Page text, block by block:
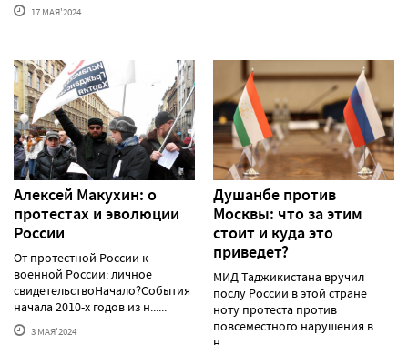
17 МАЯ'2024
Алексей Макуxин: о
протестаx и эволюции
России
От протестной России к
военной России: личное
свидетельствоНачало?События
начала 2010-х годов из н......
3 МАЯ'2024
Душанбе против
Москвы: что за этим
стоит и куда это
приведет?
МИД Таджикистана вручил
послу России в этой стране
ноту протеста против
повсеместного нарушения в